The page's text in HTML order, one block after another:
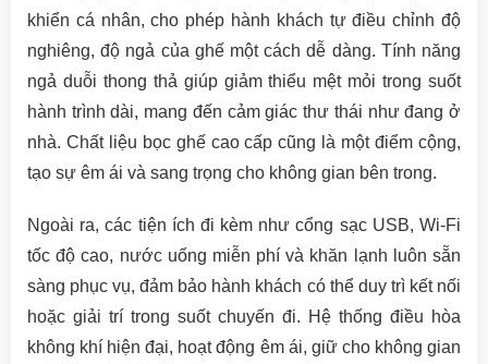
khiển cá nhân, cho phép hành khách tự điều chỉnh độ
nghiêng, độ ngả của ghế một cách dễ dàng. Tính năng
ngả duỗi thong thả giúp giảm thiểu mệt mỏi trong suốt
hành trình dài, mang đến cảm giác thư thái như đang ở
nhà. Chất liệu bọc ghế cao cấp cũng là một điểm cộng,
tạo sự êm ái và sang trọng cho không gian bên trong.
Ngoài ra, các tiện ích đi kèm như cổng sạc USB, Wi-Fi
tốc độ cao, nước uống miễn phí và khăn lạnh luôn sẵn
sàng phục vụ, đảm bảo hành khách có thể duy trì kết nối
hoặc giải trí trong suốt chuyến đi. Hệ thống điều hòa
không khí hiện đại, hoạt động êm ái, giữ cho không gian